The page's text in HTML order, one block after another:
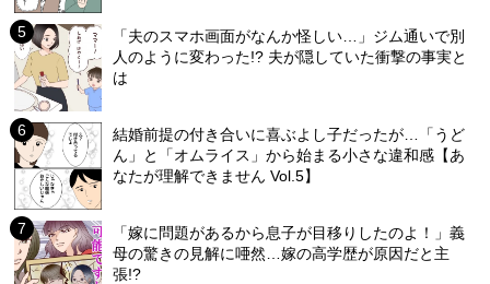
「夫のスマホ画面がなんか怪しい…」ジム通いで別
人のように変わった!? 夫が隠していた衝撃の事実と
は
結婚前提の付き合いに喜ぶよし子だったが…「うど
ん」と「オムライス」から始まる小さな違和感【あ
なたが理解できません Vol.5】
「嫁に問題があるから息子が目移りしたのよ！」義
母の驚きの見解に唖然…嫁の高学歴が原因だと主
張!?